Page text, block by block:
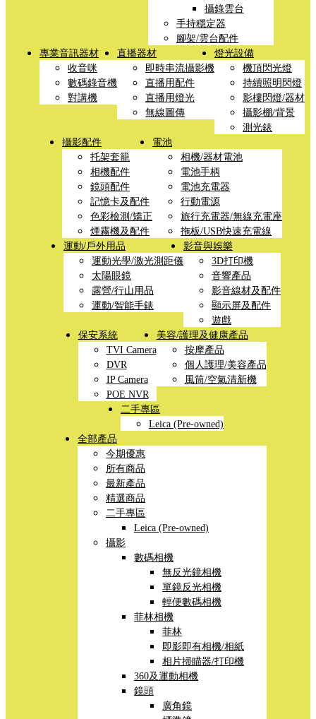
攝錄雲台
手持穩定器
腳架/雲台配件
專業音訊器材
收音咪
數碼錄音機
對講機
直播器材
即時串流攝影機
直播用配件
直播用燈光
無線圖傳
燈光設備
機頂閃光燈
持續照明閃燈
影樓閃燈/器材
攝影棚/背景
測光錶
攝影配件
托架套籠
相機配件
鏡頭配件
記憶卡及配件
色彩檢測/矯正
煙霧機及配件
電池
相機/器材電池
電池手柄
電池充電器
行動電源
旅行充電器/無線充電座
拖板/USB快速充電線
運動/戶外用品
運動光學/激光測距儀
太陽眼鏡
露營/行山用品
運動/智能手錶
影音與娛樂
3D打印機
音響產品
影音線材及配件
顯示屏及配件
遊戲
保安系統
TVI Camera
DVR
IP Camera
POE NVR
美容/護理及健康產品
按摩產品
個人護理/美容產品
風筒/空氣清新機
二手專區
Leica (Pre-owned)
全部產品
今期優惠
所有商品
最新產品
精選商品
二手專區
Leica (Pre-owned)
攝影
數碼相機
無反光鏡相機
單鏡反光相機
輕便數碼相機
菲林相機
菲林
即影即有相機/相紙
相片掃瞄器/打印機
360及運動相機
鏡頭
廣角鏡